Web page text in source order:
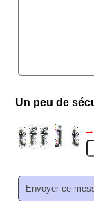
Un peu de
→